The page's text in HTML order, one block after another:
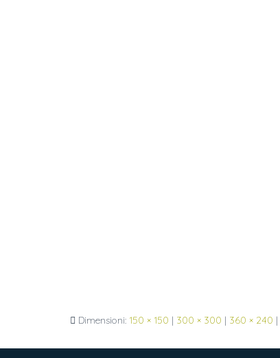
Dimensioni: 150 × 150 | 300 × 300 | 360 × 240 |